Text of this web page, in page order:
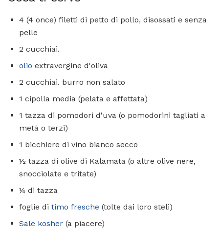
4 (4 once) filetti di petto di pollo, disossati e senza
pelle
2 cucchiai.
olio extravergine d'oliva
2 cucchiai. burro non salato
1 cipolla media (pelata e affettata)
1 tazza di pomodori d'uva (o pomodorini tagliati a
metà o terzi)
1 bicchiere di vino bianco secco
½ tazza di olive di Kalamata (o altre olive nere,
snocciolate e tritate)
¼ di tazza
foglie di timo fresche (tolte dai loro steli)
Sale kosher (a piacere)